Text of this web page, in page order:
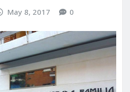
May 8, 2017 0